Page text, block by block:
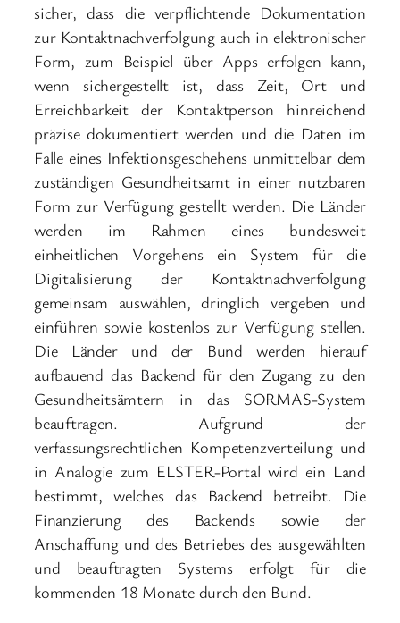
sicher, dass die verpflichtende Dokumentation
zur Kontaktnachverfolgung auch in elektronischer
Form, zum Beispiel über Apps erfolgen kann,
wenn sichergestellt ist, dass Zeit, Ort und
Erreichbarkeit der Kontaktperson hinreichend
präzise dokumentiert werden und die Daten im
Falle eines Infektionsgeschehens unmittelbar dem
zuständigen Gesundheitsamt in einer nutzbaren
Form zur Verfügung gestellt werden. Die Länder
werden im Rahmen eines bundesweit
einheitlichen Vorgehens ein System für die
Digitalisierung der Kontaktnachverfolgung
gemeinsam auswählen, dringlich vergeben und
einführen sowie kostenlos zur Verfügung stellen.
Die Länder und der Bund werden hierauf
aufbauend das Backend für den Zugang zu den
Gesundheitsämtern in das SORMAS-System
beauftragen. Aufgrund der
verfassungsrechtlichen Kompetenzverteilung und
in Analogie zum ELSTER-Portal wird ein Land
bestimmt, welches das Backend betreibt. Die
Finanzierung des Backends sowie der
Anschaffung und des Betriebes des ausgewählten
und beauftragten Systems erfolgt für die
kommenden 18 Monate durch den Bund.